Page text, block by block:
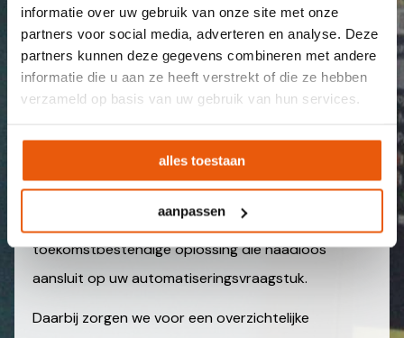
informatie over uw gebruik van onze site met onze
partners voor social media, adverteren en analyse. Deze
partners kunnen deze gegevens combineren met andere
informatie die u aan ze heeft verstrekt of die ze hebben
verzameld op basis van uw gebruik van hun services.
alles toestaan
aanpassen
software moet niet alleen betrouwbaar
functioneren, maar ook logisch en eenvoudig te
bedienen zijn voor de eindgebruiker.
Of het nu gaat om een eenvoudige
geautomatiseerde productielijn of een slimme
automatische procesflow, onze software
engineers ontwikkelen een stabiele en
toekomstbestendige oplossing die naadloos
aansluit op uw automatiseringsvraagstuk.
Daarbij zorgen we voor een overzichtelijke